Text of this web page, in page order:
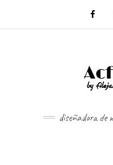
diseñadora de